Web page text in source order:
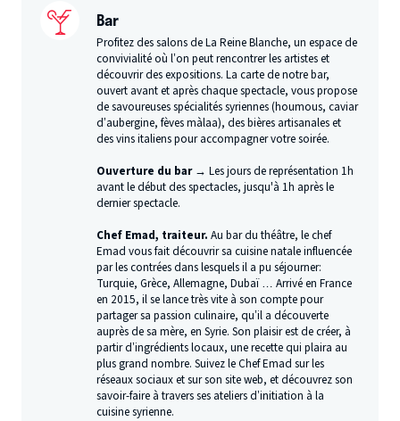
Bar
Profitez des salons de La Reine Blanche, un espace de
convivialité où l’on peut rencontrer les artistes et
découvrir des expositions. La carte de notre bar,
ouvert avant et après chaque spectacle, vous propose
de savoureuses spécialités syriennes (houmous, caviar
d’aubergine, fèves màlaa), des bières artisanales et
des vins italiens pour accompagner votre soirée.
Ouverture du bar → Les jours de représentation 1h
avant le début des spectacles, jusqu'à 1h après le
dernier spectacle.
Chef Emad, traiteur.Au bar du théâtre, le chef
Emad vous fait découvrir sa cuisine natale influencée
par les contrées dans lesquels il a pu séjourner:
Turquie, Grèce, Allemagne, Dubaï … Arrivé en France
en 2015, il se lance très vite à son compte pour
partager sa passion culinaire, qu’il a découverte
auprès de sa mère, en Syrie. Son plaisir est de créer, à
partir d’ingrédients locaux, une recette qui plaira au
plus grand nombre. Suivez le Chef Emad sur les
réseaux sociaux et sur son site web, et découvrez son
savoir-faire à travers ses ateliers d’initiation à la
cuisine syrienne.